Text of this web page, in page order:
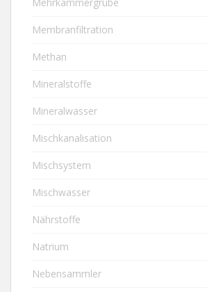
Membranfiltration
Methan
Mineralstoffe
Mineralwasser
Mischkanalisation
Mischsystem
Mischwasser
Nährstoffe
Natrium
Nebensammler